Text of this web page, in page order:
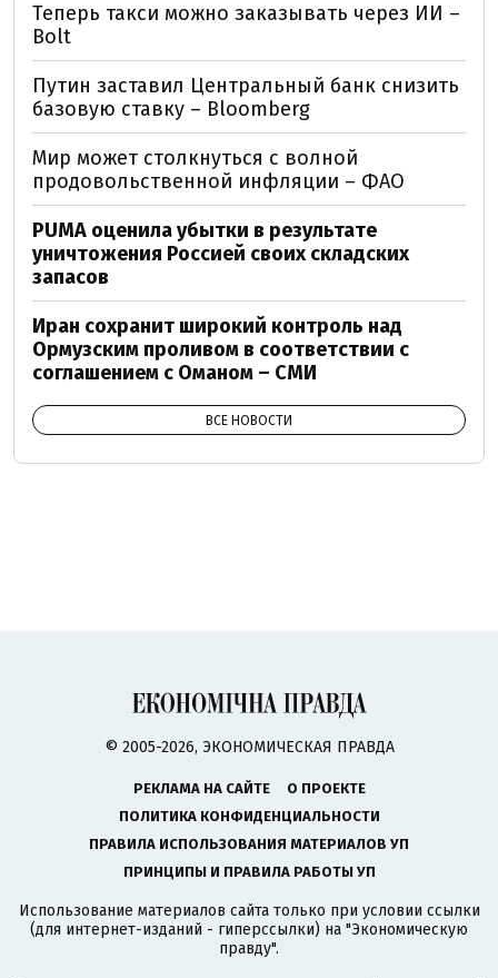
Теперь такси можно заказывать через ИИ –
Bolt
Путин заставил Центральный банк снизить
базовую ставку – Bloomberg
Мир может столкнуться с волной
продовольственной инфляции – ФАО
PUMA оценила убытки в результате
уничтожения Россией своих складских
запасов
Иран сохранит широкий контроль над
Ормузским проливом в соответствии с
соглашением с Оманом – СМИ
ВСЕ НОВОСТИ
© 2005-2026, ЭКОНОМИЧЕСКАЯ ПРАВДА
РЕКЛАМА НА САЙТЕ
О ПРОЕКТЕ
ПОЛИТИКА КОНФИДЕНЦИАЛЬНОСТИ
ПРАВИЛА ИСПОЛЬЗОВАНИЯ МАТЕРИАЛОВ УП
ПРИНЦИПЫ И ПРАВИЛА РАБОТЫ УП
Использование материалов сайта только при условии ссылки
(для интернет-изданий - гиперссылки) на "Экономическую
правду".